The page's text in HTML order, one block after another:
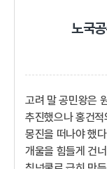
노국
고려 말 공민왕은
추진했으나 홍건
몽진을 떠나야 했
개울을 힘들게 건